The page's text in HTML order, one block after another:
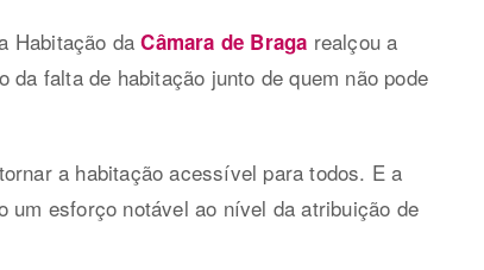
Habitação daCâmara de Braga realçou a
falta de habitação junto de quem não pode
a habitação acessível para todos. E a
um esforço notável ao nível da atribuição de